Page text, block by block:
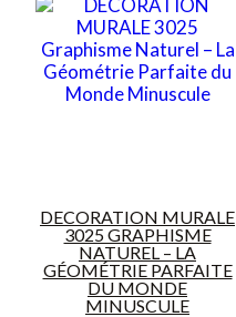
DECORATION MURALE
3025 GRAPHISME
NATUREL – LA
GÉOMÉTRIE PARFAITE
DU MONDE
MINUSCULE